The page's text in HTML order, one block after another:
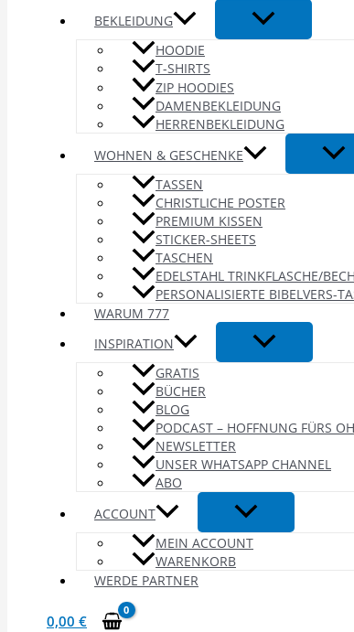
BEKLEIDUNG
HOODIE
T-SHIRTS
ZIP HOODIES
DAMENBEKLEIDUNG
HERRENBEKLEIDUNG
WOHNEN & GESCHENKE
TASSEN
CHRISTLICHE POSTER
PREMIUM KISSEN
STICKER-SHEETS
TASCHEN
EDELSTAHL TRINKFLASCHE/
PERSONALISIERTE BIBELVERS-
WARUM 777
INSPIRATION
GRATIS
BÜCHER
BLOG
PODCAST – HOFFNUNG FÜRS
NEWSLETTER
UNSER WHATSAPP CHANNEL
ABO
ACCOUNT
MEIN ACCOUNT
WARENKORB
WERDE PARTNER
0,00 €